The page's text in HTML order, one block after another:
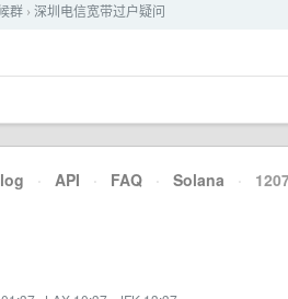
群 › 深圳电信宽带过户疑问
· API · FAQ · Solana ·